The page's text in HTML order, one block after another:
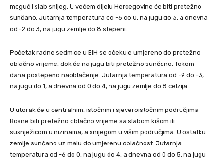
moguć i slab snijeg. U većem dijelu Hercegovine će biti pretežno
sunčano. Jutarnja temperatura od -6 do 0, na jugu do 3, a dnevna
od -2 do 3, na jugu zemlje do 8 stepeni.
Početak radne sedmice u BiH se očekuje umjereno do pretežno
oblačno vrijeme, dok će na jugu biti pretežno sunčano. Tokom
dana postepeno naoblačenje. Jutarnja temperatura od -9 do -3,
na jugu do 1, a dnevna od 0 do 4, na jugu zemlje do 8 celzija.
U utorak će u centralnim, istočnim i sjeveroistočnim područjima
Bosne biti pretežno oblačno vrijeme sa slabom kišom ili
susnježicom u nizinama, a snijegom u višim područjima. U ostatku
zemlje sunčano uz malu do umjerenu oblačnost. Jutarnja
temperatura od -6 do 0, na jugu do 4, a dnevna od 0 do 5, na jugu